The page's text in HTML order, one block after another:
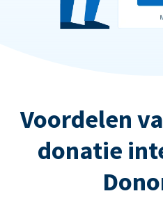
Voordelen
donatie